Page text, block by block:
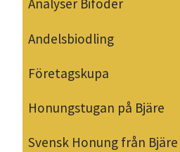
Analyser Bifoder
Andelsbiodling
Företagskupa
Honungstugan på Bjäre
Svensk Honung från Bjäre